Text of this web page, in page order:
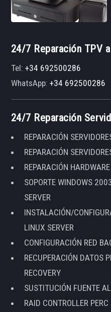
24/7 Reparación TPV
Tel:+34 692500286
WhatsApp:+34 692500286
24/7 Reparación
REPARACIÓN
REPARACIÓN
REPARACIÓN
SOPORTE WINDOWS
SERVER
INSTALACIÓN/
LINUX SERVER
CONFIGURACIÓN RED
RECUPERACIÓN DATOS
RECOVERY
SUSTITUCIÓN FUENTE
RAID CONTROLLER